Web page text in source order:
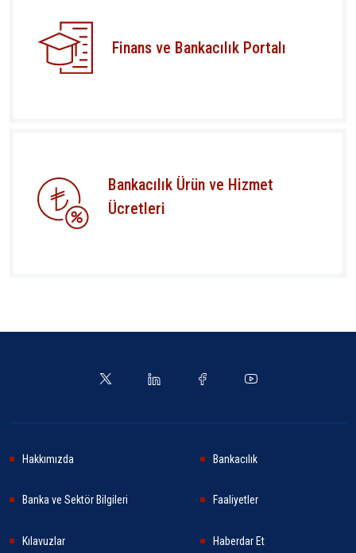
Finans ve Bankacılık Portalı
Bankacılık Ürün ve Hizmet
Ücretleri
Hakkımızda Bankacılık
Banka ve Sektör Bilgileri Faaliyetler
Kılavuzlar Haberdar Et